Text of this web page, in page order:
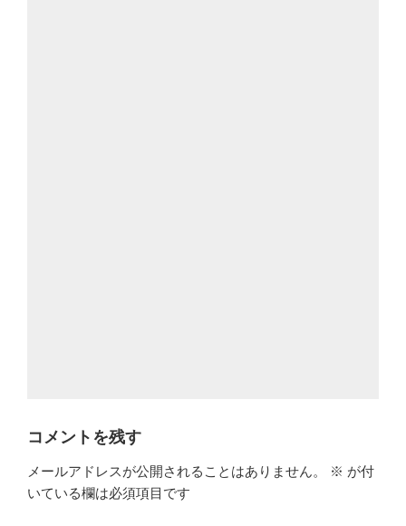
コメントを残す
メールアドレスが公開されることはありません。 ※ が付
いている欄は必須項目です